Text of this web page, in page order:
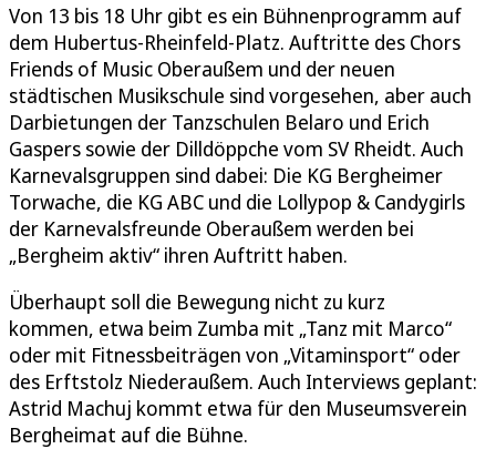
Von 13 bis 18 Uhr gibt es ein Bühnenprogramm auf
dem Hubertus-Rheinfeld-Platz. Auftritte des Chors
Friends of Music Oberaußem und der neuen
städtischen Musikschule sind vorgesehen, aber auch
Darbietungen der Tanzschulen Belaro und Erich
Gaspers sowie der Dilldöppche vom SV Rheidt. Auch
Karnevalsgruppen sind dabei: Die KG Bergheimer
Torwache, die KG ABC und die Lollypop & Candygirls
der Karnevalsfreunde Oberaußem werden bei
„Bergheim aktiv“ ihren Auftritt haben.
Überhaupt soll die Bewegung nicht zu kurz
kommen, etwa beim Zumba mit „Tanz mit Marco“
oder mit Fitnessbeiträgen von „Vitaminsport“ oder
des Erftstolz Niederaußem. Auch Interviews geplant:
Astrid Machuj kommt etwa für den Museumsverein
Bergheimat auf die Bühne.